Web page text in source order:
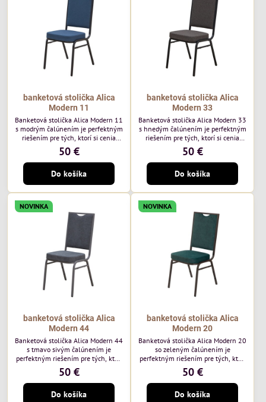
bistrových stoloch a v...
banketová stolička Alica
Modern 11
Banketová stolička Alica Modern 11
s modrým čalúnením je perfektným
riešením pre tých, ktorí si cenia
vysokú kvalitu a jedinečný dizajn.
Stolička je výnimočná použitím
vysoko kvalitného modrého
čalúnenia Mossa 79 od poľského
výrobcu Davis ktorého látka má
hmotnosť 325 g/m², čo zaručuje
výnimočnú odolnosť a pohodlie.
Okrem toho je látka vybavená
technológiou Easy-Clean, vďaka
ktorej sa ľahko...
50 €
Do košíka
banketová stolička Alica
Modern 33
Banketová stolička Alica Modern 33
s hnedým čalúnením je perfektným
riešením pre tých, ktorí si cenia
vysokú kvalitu a jedinečný dizajn.
Stolička je výnimočná použitím
vysoko kvalitného hnedého
čalúnenia Mossa 29 od poľského
výrobcu Davis ktorého látka má
hmotnosť 325 g/m², čo zaručuje
výnimočnú odolnosť a pohodlie.
Okrem toho je látka vybavená
technológiou Easy-Clean, vďaka
ktorej sa ľahko...
50 €
Do košíka
NOVINKA
banketová stolička Alica
Modern 44
Banketová stolička Alica Modern 44
s tmavo sivým čalúnením je
perfektným riešením pre tých, ktorí
si cenia vysokú kvalitu a jedinečný
dizajn. Stolička je výnimočná
použitím vysoko kvalitného tmavo
sivého zamatového čalúnenia od
50 €
Do košíka
NOVINKA
banketová stolička Alica
Modern 20
Banketová stolička Alica Modern 20
so zeleným čalúnením je
perfektným riešením pre tých, ktorí
si cenia vysokú kvalitu a jedinečný
dizajn. Stolička je výnimočná
použitím vysoko kvalitného tmavo
zeleného zamatového čalúnenia od
50 €
Do košíka